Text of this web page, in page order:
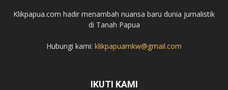
Klikpapua.com hadir menambah nuansa baru dunia jurnalistik
di Tanah Papua
Hubungi kami: klikpapuamkw@gmail.com
IKUTI KAMI